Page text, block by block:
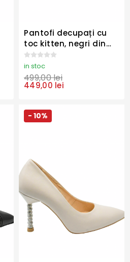
Pantofi decupați cu
toc kitten, negri din
piele naturală cu
detalii croco KOR3042
in stoc
499,00 lei
449,00 lei
- 10%